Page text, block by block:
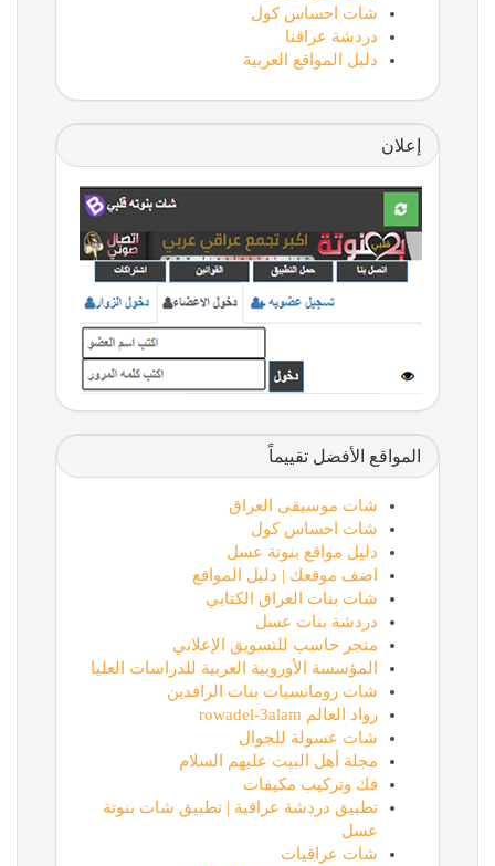
شات احساس كول
دردشة عراقنا
دليل المواقع العربية
إعلان
المواقع الأفضل تقييماً
شات موسيقى العراق
شات احساس كول
دليل مواقع بنوتة عسل
اضف موقعك | دليل المواقع
شات بنات العراق الكتابي
دردشة بنات عسل
متجر حاسب للتسويق الإعلاني
المؤسسة الأوروبية العربية للدراسات العليا
شات رومانسيات بنات الرافدين
رواد العالم rowadel-3alam
شات عسولة للجوال
مجلة أهل البيت عليهم السلام
فك وتركيب مكيفات
تطبيق دردشة عراقية | تطبيق شات بنوتة
عسل
شات عراقيات